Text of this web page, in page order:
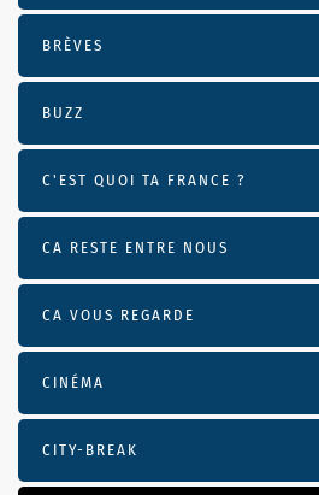
BRÈVES
BUZZ
C'EST QUOI TA FRANCE ?
CA RESTE ENTRE NOUS
CA VOUS REGARDE
CINÉMA
CITY-BREAK